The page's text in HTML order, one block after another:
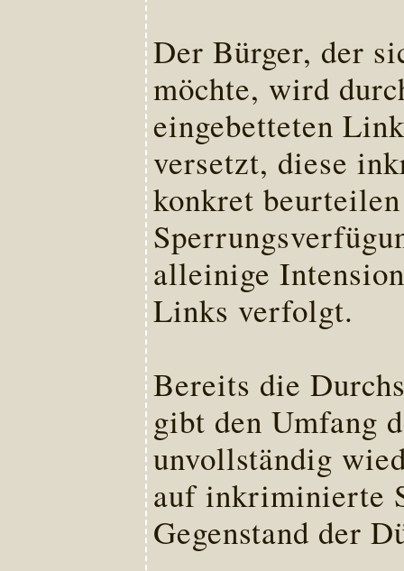
Der Bürger, der
möchte, wird
eingebetteten
versetzt, diese
konkret
alleinige
Links verfolgt.
Bereits die
gibt den Umfang
unvollständig
auf inkriminierte
Gegenstand der